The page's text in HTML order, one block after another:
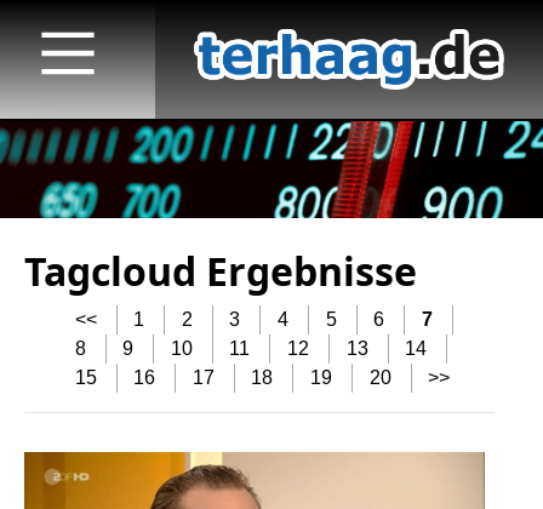
Tagcloud Ergebnisse
<< 1 2 3 4 5 6
7
8
9 10 11 12 13
14
15
16 17 18 19 20 >>
Startseite
Veröffentlichungen
TV
print & online